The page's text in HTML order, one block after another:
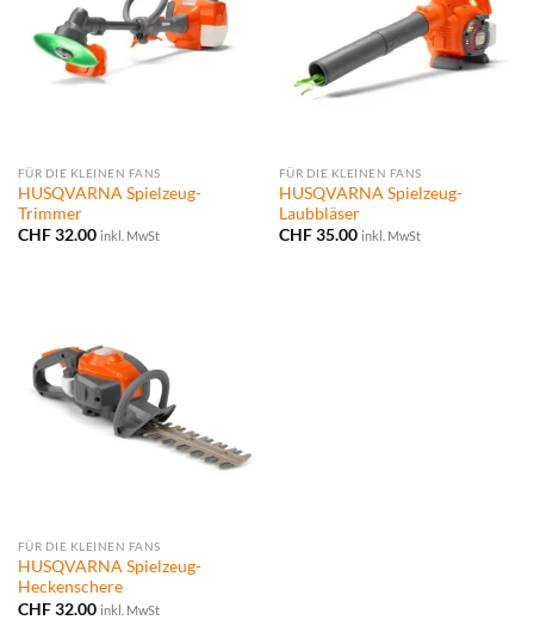
FÜR DIE KLEINEN FANS
HUSQVARNA Spielzeug-
Trimmer
CHF32.00 inkl. MwSt
FÜR DIE KLEINEN FANS
HUSQVARNA Spielzeug-
Laubbläser
CHF35.00 inkl. MwSt
FÜR DIE KLEINEN FANS
HUSQVARNA Spielzeug-
Heckenschere
CHF32.00 inkl. MwSt